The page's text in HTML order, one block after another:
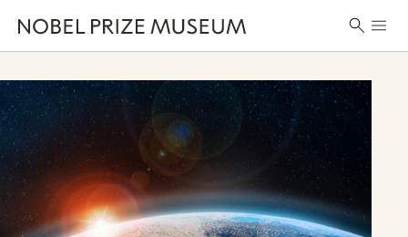
Skip
to
header
Skip
to
main
Skip
to
footer
Sök